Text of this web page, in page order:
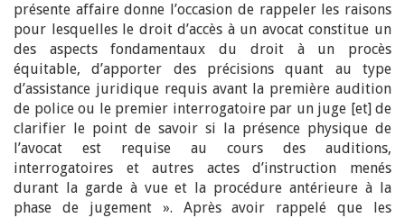
présente affaire donne l’occasion de rappeler les raisons
pour lesquelles le droit d’accès à un avocat constitue un
des aspects fondamentaux du droit à un procès
équitable, d’apporter des précisions quant au type
d’assistance juridique requis avant la première audition
de police ou le premier interrogatoire par un juge [et] de
clarifier le point de savoir si la présence physique de
l’avocat est requise au cours des auditions,
interrogatoires et autres actes d’instruction menés
durant la garde à vue et la procédure antérieure à la
phase de jugement ». Après avoir rappelé que les